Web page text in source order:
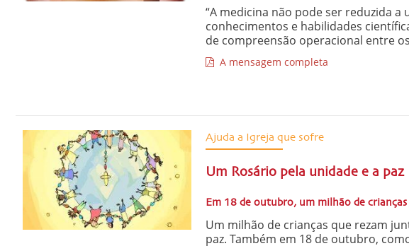
“A medicina não pode ser reduzida
conhecimentos e habilidades
de compreensão operacional entre
A mensagem completa
Ajuda a Igreja que sofre
Um Rosário pela unidade e a paz
Em 18 de outubro, um milhão de
Um milhão de crianças que rezam
paz. Também em 18 de outubro,